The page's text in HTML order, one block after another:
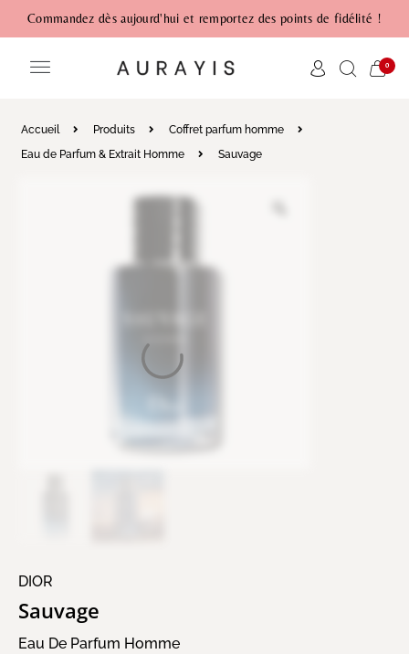
Commandez dès aujourd'hui et remportez des points de fidélité !
0
Accueil Produits
Coffret parfum homme
Eau de Parfum & Extrait Homme
Sauvage
DIOR
Sauvage
Eau De Parfum Homme